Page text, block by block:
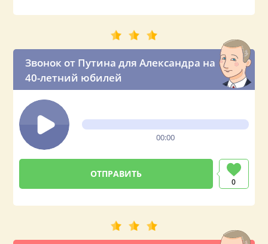
Звонок от Путина для Александра на
40-летний юбилей
00:00
0